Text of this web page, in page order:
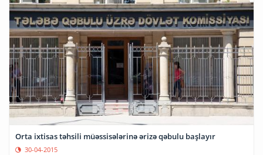
Orta ixtisas təhsili müəssisələrinə ərizə qəbulu başlayır
30-04-2015